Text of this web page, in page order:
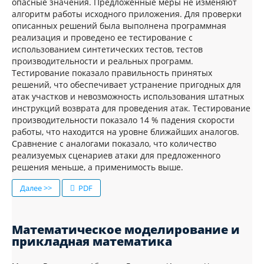
алгоритм работы исходного приложения. Для проверки
описанных решений была выполнена программная
реализация и проведено ее тестирование с
использованием синтетических тестов, тестов
производительности и реальных программ.
Тестирование показало правильность принятых
решений, что обеспечивает устранение пригодных для
атак участков и невозможность использования штатных
инструкций возврата для проведения атак. Тестирование
производительности показало 14 % падения скорости
работы, что находится на уровне ближайших аналогов.
Сравнение с аналогами показало, что количество
реализуемых сценариев атаки для предложенного
решения меньше, а применимость выше.
Далее >> PDF
Математическое моделирование и
прикладная математика